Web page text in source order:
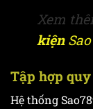
Xem
kiện
Tập hợp
Hệ thống